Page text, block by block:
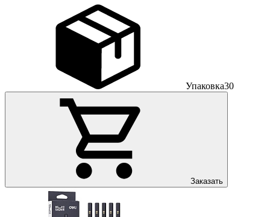
Упаковка30
Заказать